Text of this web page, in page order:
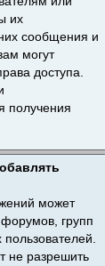
их
сообщения и
могут
доступа.
получения
может
групп
не разрешить